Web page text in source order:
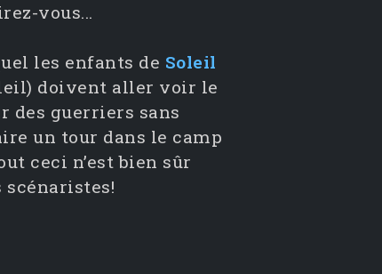
vous...
les enfants de Soleil
doivent aller voir le
des guerriers sans
un tour dans le camp
ceci n’est bien sûr